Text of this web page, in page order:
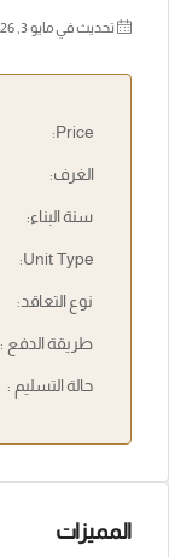
تحديث في مايو 3, 2026 في 7:57 ص
Price:
الغرف:
سنة البناء:
Unit Type:
نوع التعاقد:
طريقة الدفع :
حالة التسليم :
المميزات